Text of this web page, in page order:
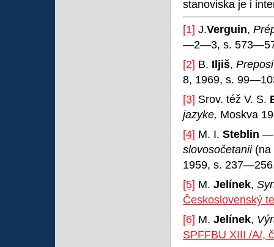
stanoviska je i
[1] J.Verguin,
—2—3, s.
[2] B. Iljiš,
8, 1969, s.
[3] Srov. též V. S.
jazyke, Moskva
[4] M. I. Steblin
slovosočetanii (na
1959, s.
[5] M. Jelínek,
Československý
[6] M. Jelínek,
SPFFBU XIII /A/,